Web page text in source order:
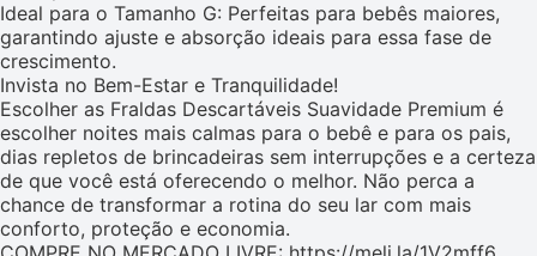
Ideal para o Tamanho G: Perfeitas para bebês maiores,
garantindo ajuste e absorção ideais para essa fase de
crescimento.
Invista no Bem-Estar e Tranquilidade!
Escolher as Fraldas Descartáveis Suavidade Premium é
escolher noites mais calmas para o bebê e para os pais,
dias repletos de brincadeiras sem interrupções e a certeza
de que você está oferecendo o melhor. Não perca a
chance de transformar a rotina do seu lar com mais
conforto, proteção e economia.